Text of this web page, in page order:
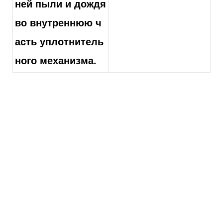
ней пыли и дождя
во внутреннюю ч
асть уплотнитель
ного механизма.